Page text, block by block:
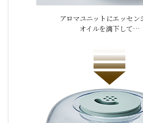
アロマユニットにエッセン
オイルを滴下して…